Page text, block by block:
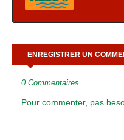
ENREGISTRER UN
0 Commentaires
Pour commenter, pas